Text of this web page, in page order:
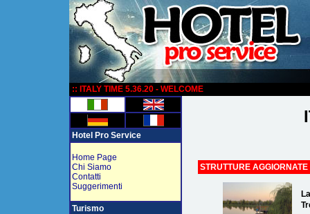
:: ITALY TIME 5.36.20 - WELCOME
Hotel Pro Service
Home Page
Chi Siamo
Contatti
Suggerimenti
Turismo
STRUTTURE